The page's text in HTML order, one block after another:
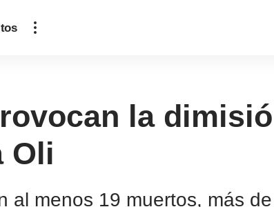
la
Oli
al menos 19 muertos, más